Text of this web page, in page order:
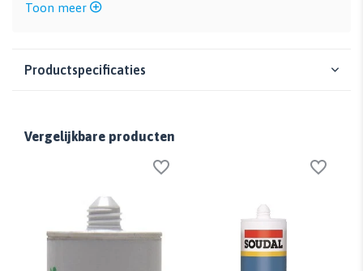
Toon meer
Productspecificaties
Vergelijkbare producten